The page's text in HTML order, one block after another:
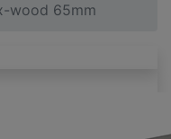
wood 65mm